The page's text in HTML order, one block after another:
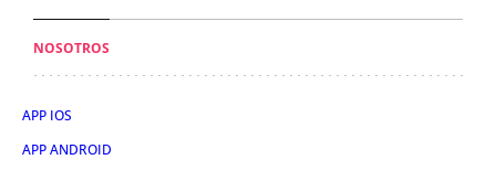
NOSOTROS
APP IOS
APP ANDROID